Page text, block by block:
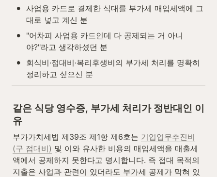
• 사업용 카드로 결제한 식대를 부가세 매입세액에 그
대로 넣고 계신 분
•
"어차피 사업용 카드인데 다 공제되는 거 아니
야?"라고 생각하셨던 분
•
회식비·접대비·복리후생비의 부가세 처리를 명확히
정리하고 싶으신 분
같은 식당 영수증, 부가세 처리가 정반대인 이
유
부가가치세법 제39조 제1항 제6호는 기업업무추진비
(구 접대비) 및 이와 유사한 비용의 매입세액을 매출세
액에서 공제하지 못한다고 명시합니다. 즉 접대 목적의
지출은 사업과 관련이 있더라도 부가세 공제가 막혀 있